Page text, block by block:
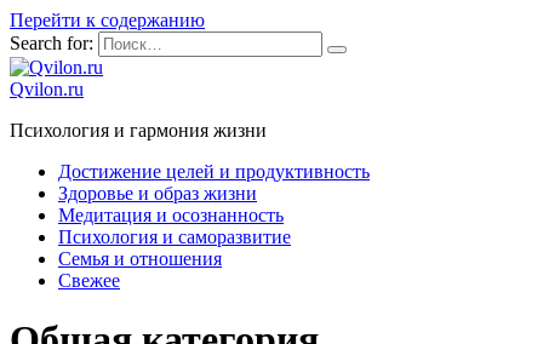
Перейти к содержанию
Search for:
Qvilon.ru
Психология и гармония жизни
Достижение целей и продуктивность
Здоровье и образ жизни
Медитация и осознанность
Психология и саморазвитие
Семья и отношения
Свежее